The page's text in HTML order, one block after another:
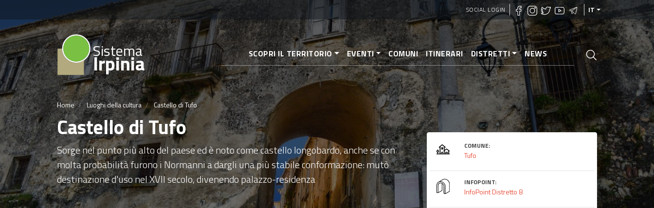
Salta
al
contenuto
principale
SOCIAL LOGIN IT
Sistema
Irpinia SCOPRI IL TERRITORIO EVENTI COMUNI ITINERARI DISTRETTI NEWS
Home Luoghi della cultura Castello di Tufo
Castello di Tufo
Sorge nel punto più alto del paese ed è noto come castello longobardo, anche se con
molta probabilità furono i Normanni a dargli una più stabile conformazione: mutò
destinazione d'uso nel XVII secolo, divenendo palazzo-residenza
COMUNE:
Tufo
INFOPOINT:
InfoPoint Distretto 8